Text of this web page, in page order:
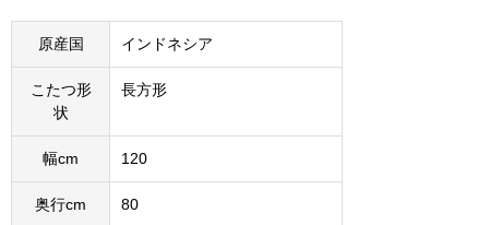
原産国 インドネシア
こたつ形
状
長方形
幅cm 120
奥行cm 80